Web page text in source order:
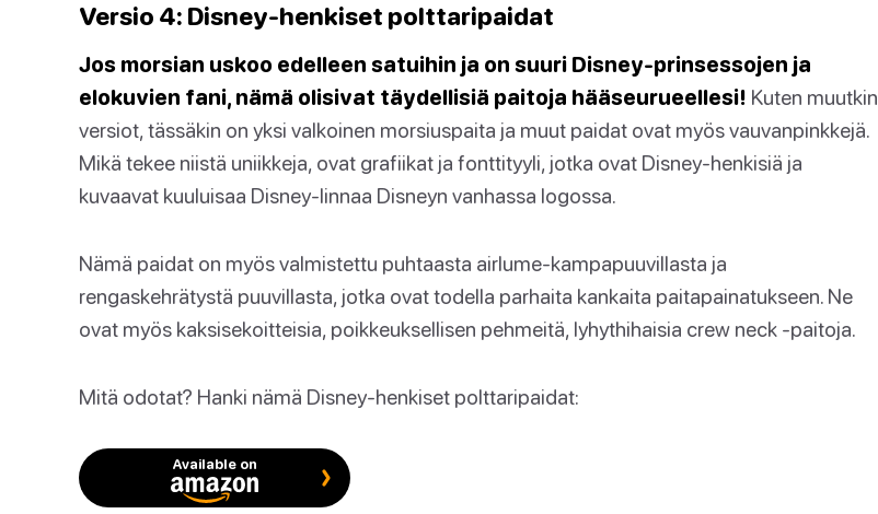
Versio 4: Disney-henkiset polttaripaidat
Jos morsian uskoo edelleen satuihin ja on suuri Disney-prinsessojen ja
elokuvien fani, nämä olisivat täydellisiä paitoja hääseurueellesi! Kuten muutkin
versiot, tässäkin on yksi valkoinen morsiuspaita ja muut paidat ovat myös vauvanpinkkejä.
Mikä tekee niistä uniikkeja, ovat grafiikat ja fonttityyli, jotka ovat Disney-henkisiä ja
kuvaavat kuuluisaa Disney-linnaa Disneyn vanhassa logossa.
Nämä paidat on myös valmistettu puhtaasta airlume-kampapuuvillasta ja
rengaskehrätystä puuvillasta, jotka ovat todella parhaita kankaita paitapainatukseen. Ne
ovat myös kaksisekoitteisia, poikkeuksellisen pehmeitä, lyhythihaisia crew neck -paitoja.
Mitä odotat? Hanki nämä Disney-henkiset polttaripaidat:
Available on